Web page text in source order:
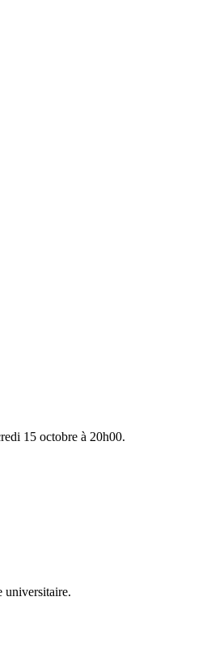
15 octobre à 20h00.
universitaire.